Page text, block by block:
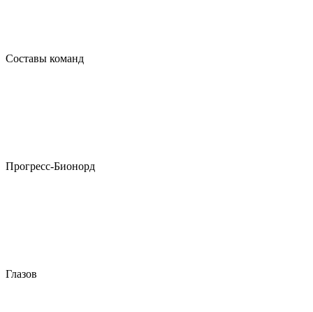
Составы команд
Прогресс-Бионорд
Глазов